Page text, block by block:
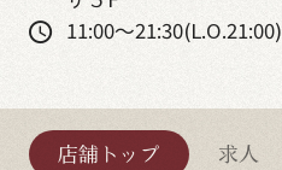
11:00～21:30(L.O.21:00)
店舗トップ 求人